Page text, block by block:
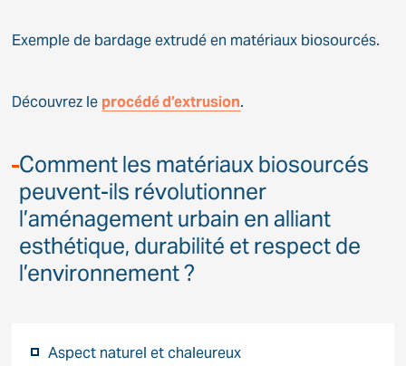
Exemple de bardage extrudé en matériaux biosourcés.
Découvrez le procédé d’extrusion.
Comment les matériaux biosourcés
peuvent-ils révolutionner
l’aménagement urbain en alliant
esthétique, durabilité et respect de
l’environnement ?
Aspect naturel et chaleureux